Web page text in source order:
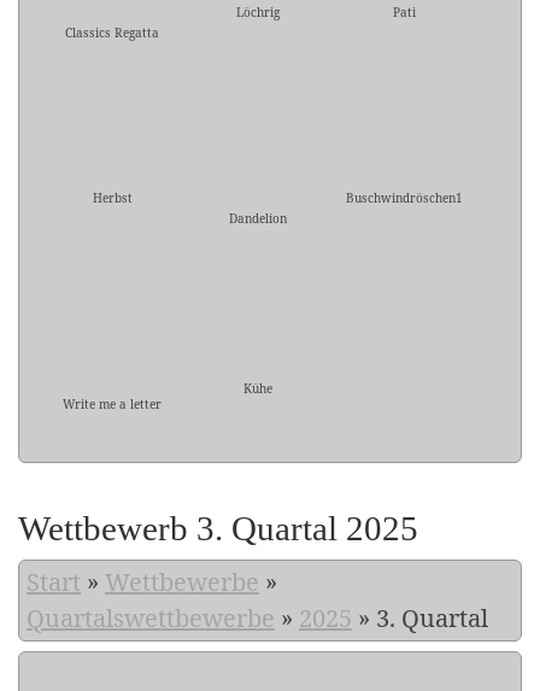
Classics Regatta
Löchrig Pati
Herbst
Dandelion
Buschwindröschen1
Write me a letter
Kühe
Wettbewerb 3. Quartal 2025
Start » Wettbewerbe »
Quartalswettbewerbe » 2025 » 3. Quartal